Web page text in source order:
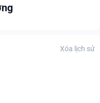
Xóa lịch sử